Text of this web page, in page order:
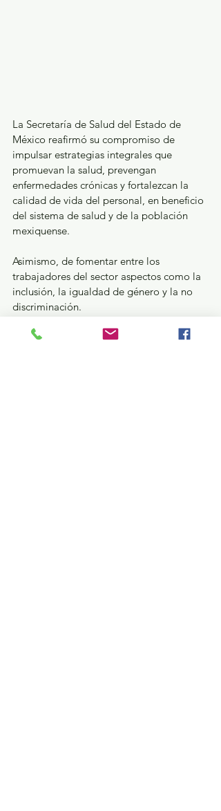
La Secretaría de Salud del Estado de
México reafirmó su compromiso de
impulsar estrategias integrales que
promuevan la salud, prevengan
enfermedades crónicas y fortalezcan la
calidad de vida del personal, en beneficio
del sistema de salud y de la población
mexiquense.
Asimismo, de fomentar entre los
trabajadores del sector aspectos como la
inclusión, la igualdad de género y la no
discriminación.